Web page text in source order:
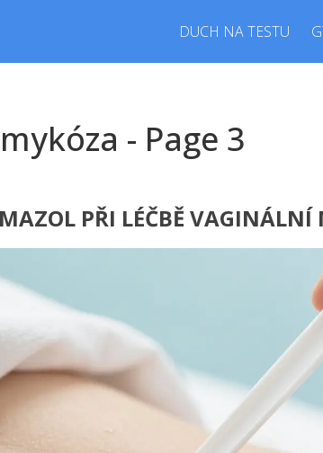
DUCH NA TESTU
- Page 3
PŘI LÉČBĚ VAGINÁLNÍ